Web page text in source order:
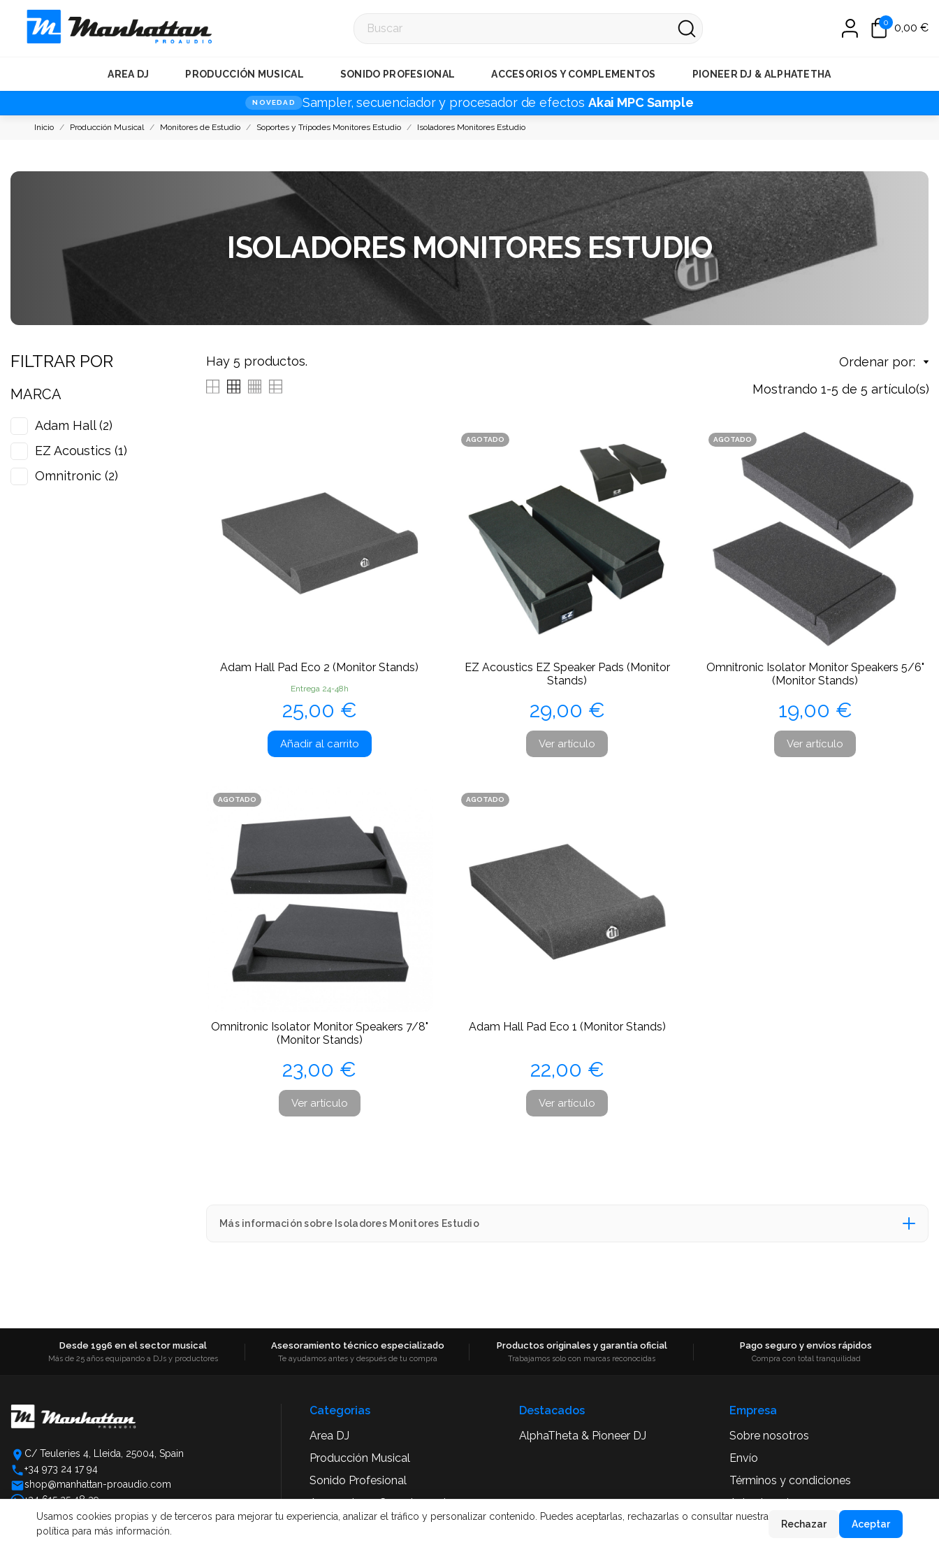
NOVEDAD Sampler, secuenciador y procesador de efectos Akai MPC Sample
0 0,00 €
AREA DJ PRODUCCIÓN MUSICAL SONIDO PROFESIONAL ACCESORIOS Y COMPLEMENTOS PIONEER DJ & ALPHATETHA
Inicio Producción Musical Monitores de Estudio Soportes y Trípodes Monitores Estudio Isoladores Monitores Estudio
ISOLADORES MONITORES ESTUDIO
FILTRAR POR
MARCA
Adam Hall(2)
EZ Acoustics (1)
Omnitronic (2)
Hay 5 productos.
Ordenar por:
Mostrando 1-5 de 5 artículo(s)
Adam Hall Pad Eco 2 (Monitor Stands)
Entrega 24-48h
Precio
25,00 €
Añadir al carrito
AGOTADO
EZ Acoustics EZ Speaker Pads (Monitor
Stands)
Precio
29,00 €
Ver artículo
AGOTADO
Omnitronic Isolator Monitor Speakers 5/6"
(Monitor Stands)
Precio
19,00 €
Ver artículo
AGOTADO
Omnitronic Isolator Monitor Speakers 7/8"
(Monitor Stands)
Precio
23,00 €
Ver artículo
AGOTADO
Adam Hall Pad Eco 1 (Monitor Stands)
Precio
22,00 €
Ver artículo
Más información sobre Isoladores Monitores Estudio
Desde 1996 en el sector musical
Más de 25 años equipando a DJs y productores
Asesoramiento técnico especializado
Te ayudamos antes y después de tu compra
Productos originales y garantía oficial
Trabajamos solo con marcas reconocidas
Pago seguro y envíos rápidos
Compra con total tranquilidad
C/ Teuleries 4, Lleida, 25004, Spain
+34 973 24 17 94
shop@manhattan-proaudio.com
+34 615 25 48 39
Categorias
Area DJ
Producción Musical
Sonido Profesional
Accesorios y Complementos
Destacados
AlphaTheta & Pioneer DJ
Empresa
Sobre nosotros
Envío
Términos y condiciones
Aviso Legal
Usamos cookies propias y de terceros para mejorar tu experiencia, analizar el tráfico y personalizar contenido. Puedes aceptarlas, rechazarlas o consultar nuestra
política para más información.
Rechazar Aceptar